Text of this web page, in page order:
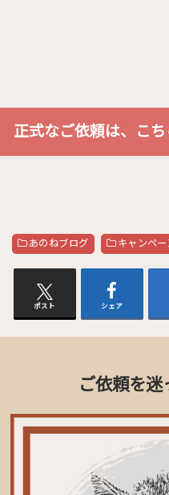
正式なご依頼は、こち
あのねブログ キャンペ
ポスト シェア
ご依頼を迷